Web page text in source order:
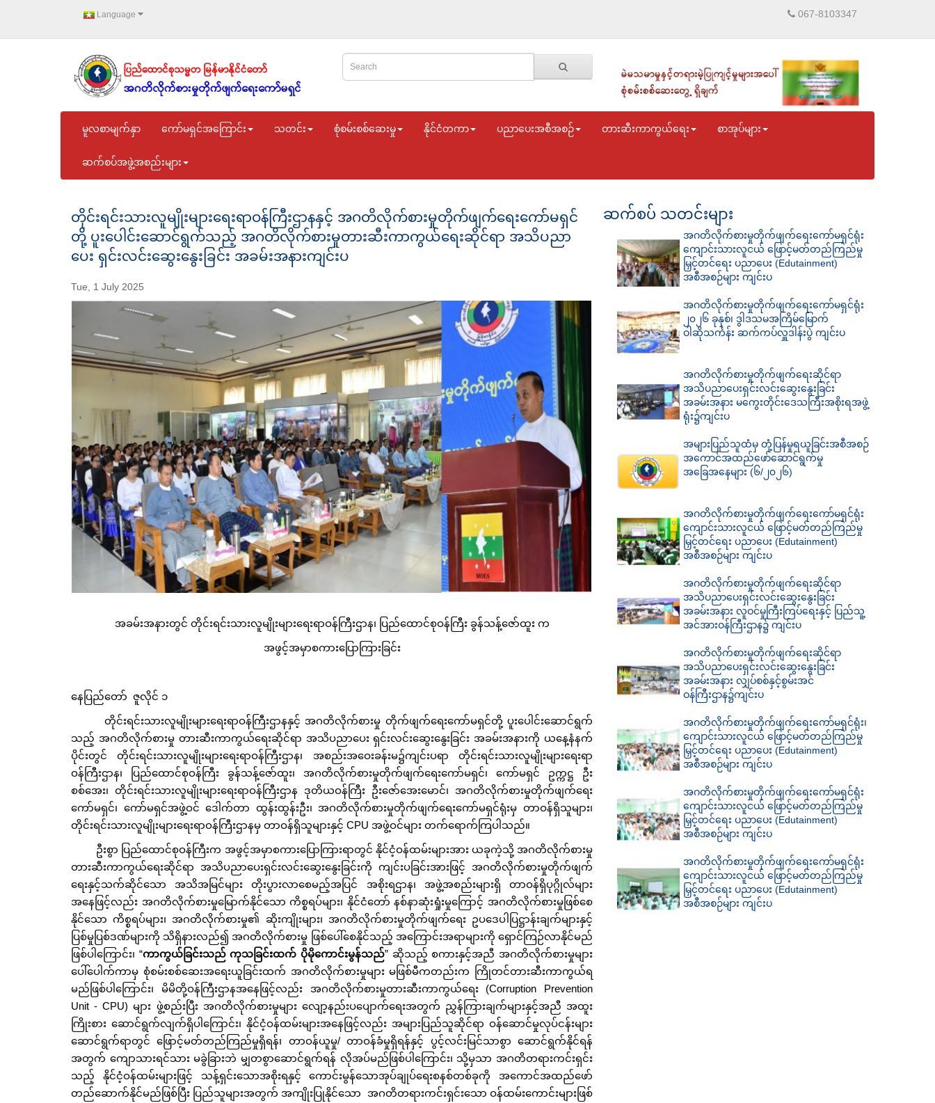
Language 067-8103347
မူလစာမျက်နှာ ကော်မရှင်အကြောင်း သတင်း စုံစမ်းစစ်ဆေးမှု နိုင်ငံတကာ ပညာပေးအစီအစဉ် တားဆီးကာကွယ်ရေး စာအုပ်များ
ဆက်စပ်အဖွဲ့အစည်းများ
တိုင်းရင်းသားလူမျိုးများရေးရာဝန်ကြီးဌာနနှင့် အဂတိလိုက်စားမှုတိုက်ဖျက်ရေးကော်မရှင်
တို့ ပူးပေါင်းဆောင်ရွက်သည့် အဂတိလိုက်စားမှုတားဆီးကာကွယ်ရေးဆိုင်ရာ အသိပညာ
ပေး ရှင်းလင်းဆွေးနွေးခြင်း အခမ်းအနားကျင်းပ
Tue, 1 July 2025
အခမ်းအနားတွင် တိုင်းရင်းသားလူမျိုးများရေးရာဝန်ကြီးဌာန၊ ပြည်ထောင်စုဝန်ကြီး ခွန်သန့်ဇော်ထူး က
အဖွင့်အမှာစကားပြောကြားခြင်း
နေပြည်တော် ဇူလိုင် ၁
တိုင်းရင်းသားလူမျိုးများရေးရာဝန်ကြီးဌာနနှင့် အဂတိလိုက်စားမှု တိုက်ဖျက်ရေးကော်မရှင်တို့ ပူးပေါင်းဆောင်ရွက်
သည့် အဂတိလိုက်စားမှု တားဆီးကာကွယ်ရေးဆိုင်ရာ အသိပညာပေး ရှင်းလင်းဆွေးနွေးခြင်း အခမ်းအနားကို ယနေ့နံနက်
ပိုင်းတွင် တိုင်းရင်းသားလူမျိုးများရေးရာဝန်ကြီးဌာန၊ အစည်းအဝေးခန်းမ၌ကျင်းပရာ တိုင်းရင်းသားလူမျိုးများရေးရာ
ဝန်ကြီးဌာန၊ ပြည်ထောင်စုဝန်ကြီး ခွန်သန့်ဇော်ထူး၊ အဂတိလိုက်စားမှုတိုက်ဖျက်ရေးကော်မရှင်၊ ကော်မရှင် ဥက္ကဋ္ဌ ဦး
စစ်အေး၊ တိုင်းရင်းသားလူမျိုးများရေးရာဝန်ကြီးဌာန ဒုတိယဝန်ကြီး ဦးဇော်အေးမောင်၊ အဂတိလိုက်စားမှုတိုက်ဖျက်ရေး
ကော်မရှင်၊ ကော်မရှင်အဖွဲ့ဝင် ဒေါက်တာ ထွန်းထွန်းဦး၊ အဂတိလိုက်စားမှုတိုက်ဖျက်ရေးကော်မရှင်ရုံးမှ တာဝန်ရှိသူများ၊
တိုင်းရင်းသားလူမျိုးများရေးရာဝန်ကြီးဌာနမှ တာဝန်ရှိသူများနှင့် CPU အဖွဲ့ဝင်များ တက်ရောက်ကြပါသည်။
ဦးစွာ ပြည်ထောင်စုဝန်ကြီးက အဖွင့်အမှာစကားပြောကြားရာတွင် နိုင်ငံ့ဝန်ထမ်းများအား ယခုကဲ့သို့ အဂတိလိုက်စားမှု
တားဆီးကာကွယ်ရေးဆိုင်ရာ အသိပညာပေးရှင်းလင်းဆွေးနွေးခြင်းကို ကျင်းပခြင်းအားဖြင့် အဂတိလိုက်စားမှုတိုက်ဖျက်
ရေးနှင့်သက်ဆိုင်သော အသိအမြင်များ တိုးပွားလာစေမည့်အပြင် အစိုးရဌာန၊ အဖွဲ့အစည်းများရှိ တာဝန်ရှိပုဂ္ဂိုလ်များ
အနေဖြင့်လည်း အဂတိလိုက်စားမှုမြောက်နိုင်သော ကိစ္စရပ်များ၊ နိုင်ငံတော် နစ်နာဆုံးရှုံးမှုကြောင့် အဂတိလိုက်စားမှုဖြစ်စေ
နိုင်သော ကိစ္စရပ်များ၊ အဂတိလိုက်စားမှု၏ ဆိုးကျိုးများ၊ အဂတိလိုက်စားမှုတိုက်ဖျက်ရေး ဥပဒေပါပြဋ္ဌာန်းချက်များနှင့်
ပြစ်မှုပြစ်ဒဏ်များကို သိရှိနားလည်၍ အဂတိလိုက်စားမှု ဖြစ်ပေါ်စေနိုင်သည့် အကြောင်းအရာများကို ရှောင်ကြဉ်လာနိုင်မည်
ဖြစ်ပါကြောင်း၊ “ကာကွယ်ခြင်းသည် ကုသခြင်းထက် ပိုမိုကောင်းမွန်သည်” ဆိုသည့် စကားနှင့်အညီ အဂတိလိုက်စားမှုများ
ပေါ်ပေါက်ကာမှ စုံစမ်းစစ်ဆေးအရေးယူခြင်းထက် အဂတိလိုက်စားမှုများ မဖြစ်မီကတည်းက ကြိုတင်တားဆီးကာကွယ်ရ
မည်ဖြစ်ပါကြောင်း၊ မိမိတို့ဝန်ကြီးဌာနအနေဖြင့်လည်း အဂတိလိုက်စားမှုတားဆီးကာကွယ်ရေး (Corruption Prevention
Unit - CPU) များ ဖွဲ့စည်းပြီး အဂတိလိုက်စားမှုများ လျော့နည်းပပျောက်ရေးအတွက် ညွှန်ကြားချက်များနှင့်အညီ အထူး
ကြိုးစား ဆောင်ရွက်လျက်ရှိပါကြောင်း၊ နိုင်ငံ့ဝန်ထမ်းများအနေဖြင့်လည်း အများပြည်သူဆိုင်ရာ ဝန်ဆောင်မှုလုပ်ငန်းများ
ဆောင်ရွက်ရာတွင် ဖြောင့်မတ်တည်ကြည်မှုရှိရန်၊ တာဝန်ယူမှု/ တာဝန်ခံမှုရှိရန်နှင့် ပွင့်လင်းမြင်သာစွာ ဆောင်ရွက်နိုင်ရန်
အတွက် ကျောသားရင်သား မခွဲခြားဘဲ မျှတစွာဆောင်ရွက်ရန် လိုအပ်မည်ဖြစ်ပါကြောင်း၊ သို့မှသာ အဂတိတရားကင်းရှင်း
သည့် နိုင်ငံ့ဝန်ထမ်းများဖြင့် သန့်ရှင်းသောအစိုးရနှင့် ကောင်းမွန်သောအုပ်ချုပ်ရေးစနစ်တစ်ခုကို အကောင်အထည်ဖော်
တည်ဆောက်နိုင်မည်ဖြစ်ပြီး ပြည်သူများအတွက် အကျိုးပြုနိုင်သော အဂတိတရားကင်းရှင်းသော ဝန်ထမ်းကောင်းများဖြစ်
ဆက်စပ် သတင်းများ
အဂတိလိုက်စားမှုတိုက်ဖျက်ရေးကော်မရှင်ရုံး
ကျောင်းသားလူငယ် ဖြောင့်မတ်တည်ကြည်မှု
မြှင့်တင်ရေး ပညာပေး (Edutainment)
အစီအစဉ်များ ကျင်းပ
အဂတိလိုက်စားမှုတိုက်ဖျက်ရေးကော်မရှင်ရုံး
၂၀၂၆ ခုနှစ်၊ ဒွါဒသမအကြိမ်မြောက်
ဝါဆိုသင်္ကန်း ဆက်ကပ်လှူဒါန်းပွဲ ကျင်းပ
အဂတိလိုက်စားမှုတိုက်ဖျက်ရေးဆိုင်ရာ
အသိပညာပေးရှင်းလင်းဆွေးနွေးခြင်း
အခမ်းအနား မကွေးတိုင်းဒေသကြီးအစိုးရအဖွဲ့
ရုံး၌ကျင်းပ
အများပြည်သူထံမှ တုံ့ပြန်မှုရယူခြင်းအစီအစဉ်
အကောင်အထည်ဖော်ဆောင်ရွက်မှု
အခြေအနေများ (၆/၂၀၂၆)
အဂတိလိုက်စားမှုတိုက်ဖျက်ရေးကော်မရှင်ရုံး
ကျောင်းသားလူငယ် ဖြောင့်မတ်တည်ကြည်မှု
မြှင့်တင်ရေး ပညာပေး (Edutainment)
အစီအစဉ်များ ကျင်းပ
အဂတိလိုက်စားမှုတိုက်ဖျက်ရေးဆိုင်ရာ
အသိပညာပေးရှင်းလင်းဆွေးနွေးခြင်း
အခမ်းအနား လူဝင်မှုကြီးကြပ်ရေးနှင့် ပြည်သူ့
အင်အားဝန်ကြီးဌာန၌ ကျင်းပ
အဂတိလိုက်စားမှုတိုက်ဖျက်ရေးဆိုင်ရာ
အသိပညာပေးရှင်းလင်းဆွေးနွေးခြင်း
အခမ်းအနား လျှပ်စစ်နှင့်စွမ်းအင်
ဝန်ကြီးဌာန၌ကျင်းပ
အဂတိလိုက်စားမှုတိုက်ဖျက်ရေးကော်မရှင်ရုံး၊
ကျောင်းသားလူငယ် ဖြောင့်မတ်တည်ကြည်မှု
မြှင့်တင်ရေး ပညာပေး (Edutainment)
အစီအစဉ်များ ကျင်းပ
အဂတိလိုက်စားမှုတိုက်ဖျက်ရေးကော်မရှင်ရုံး
ကျောင်းသားလူငယ် ဖြောင့်မတ်တည်ကြည်မှု
မြှင့်တင်ရေး ပညာပေး (Edutainment)
အစီအစဉ်များ ကျင်းပ
အဂတိလိုက်စားမှုတိုက်ဖျက်ရေးကော်မရှင်ရုံး
ကျောင်းသားလူငယ် ဖြောင့်မတ်တည်ကြည်မှု
မြှင့်တင်ရေး ပညာပေး (Edutainment)
အစီအစဉ်များ ကျင်းပ